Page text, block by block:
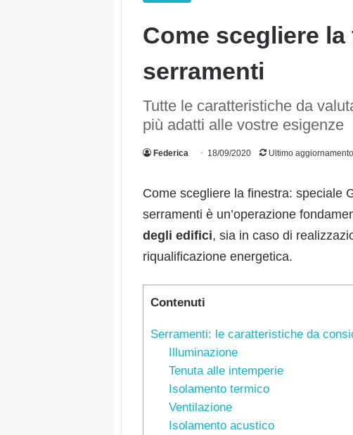
Come scegliere
serramenti
Tutte le caratteristiche da
più adatti alle vostre esigenze
Federica 18/09/2020 Ultimo
Come scegliere la finestra: speciale
serramenti è un’operazione
degli edifici, sia in caso di
riqualificazione energetica.
Contenuti
Serramenti: le caratteristiche da
Illuminazione
Tenuta alle intemperie
Isolamento termico
Ventilazione
Isolamento acustico